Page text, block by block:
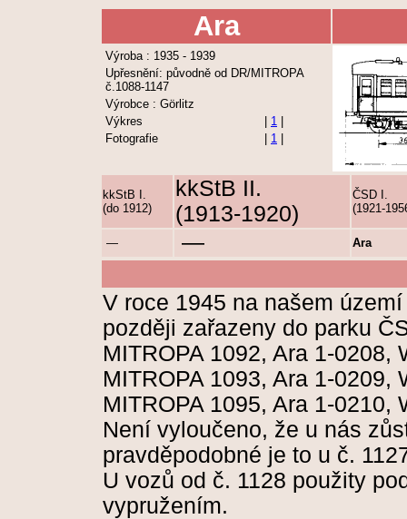
Ara
Výroba : 1935 - 1939
Upřesnění: původně od DR/MITROPA
č.1088-1147
Výrobce : Görlitz
Výkres
1
Fotografie
1
kkStB I.
(do 1912)
kkStB II.
(1913-1920)
ČSD I.
(1921-
— — Ara
V roce 1945 na našem
později zařazeny do parku
MITROPA 1092, Ara 1-0208,
MITROPA 1093, Ara 1-0209,
MITROPA 1095, Ara 1-0210,
Není vyloučeno, že u nás
pravděpodobné je to u č.
U vozů od č. 1128 použity
vypružením.